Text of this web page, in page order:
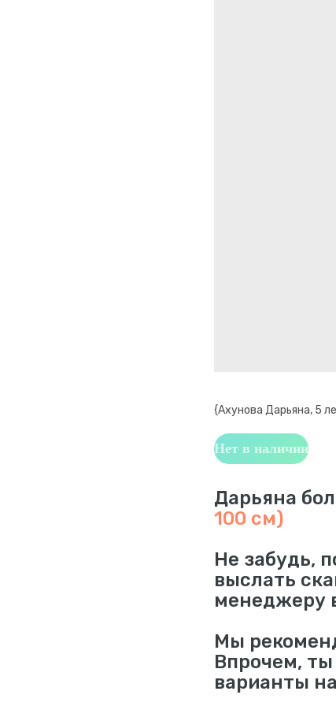
{Ахунова Дарьяна, 5
Нет в наличии
Дарьяна
100 см)
Не забудь,
выслать
менеджеру
Мы
Впрочем,
варианты